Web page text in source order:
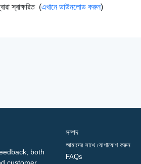
স্বাক্ষরিত (এখানে ডাউনলোড করুন)
both
সম্পদ
আমাদের সাথে যোগাযোগ করুন
FAQs